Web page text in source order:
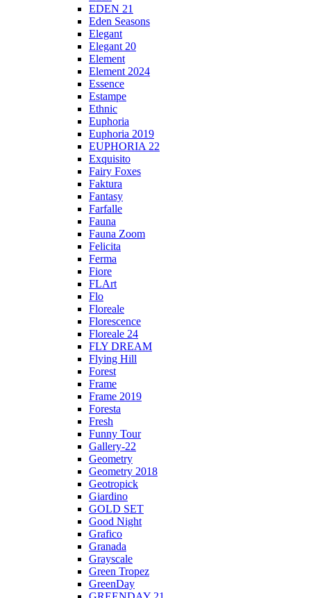
EDEN 21
Eden Seasons
Elegant
Elegant 20
Element
Element 2024
Essence
Estampe
Ethnic
Euphoria
Euphoria 2019
EUPHORIA 22
Exquisito
Fairy Foxes
Faktura
Fantasy
Farfalle
Fauna
Fauna Zoom
Felicita
Ferma
Fiore
FLArt
Flo
Floreale
Florescence
Floreale 24
FLY DREAM
Flying Hill
Forest
Frame
Frame 2019
Foresta
Fresh
Funny Tour
Gallery-22
Geometry
Geometry 2018
Geotropick
Giardino
GOLD SET
Good Night
Grafico
Granada
Grayscale
Green Tropez
GreenDay